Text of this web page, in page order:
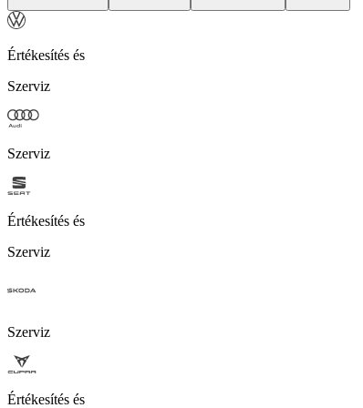
Értékesítés és
Szerviz
Szerviz
Értékesítés és
Szerviz
Szerviz
Értékesítés és